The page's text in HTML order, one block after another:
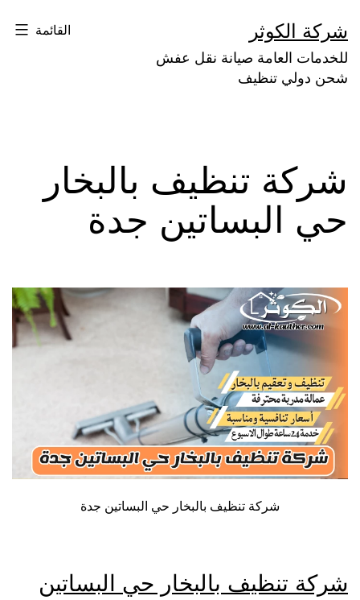
إلى
المحتوى
شركة الكوثر
للخدمات العامة صيانة نقل عفش
شحن دولي تنظيف
القائمة
شركة تنظيف بالبخار
حي البساتين جدة
شركة تنظيف بالبخار حي البساتين جدة
شركة تنظيف بالبخار حي البساتين